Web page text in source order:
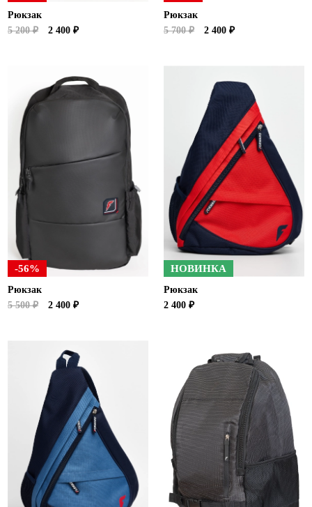
Рюкзак
5 200 ₽
2 400 ₽
Рюкзак
5 700 ₽
2 400 ₽
-56%
Рюкзак
5 500 ₽
2 400 ₽
НОВИНКА
Рюкзак
2 400 ₽